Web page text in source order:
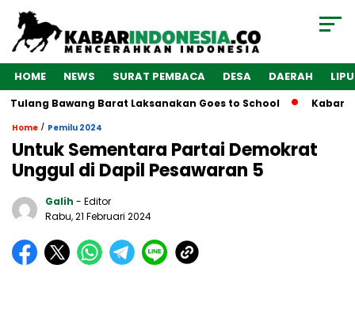
HOME NEWS SURAT PEMBACA DESA DAERAH
Bawang Barat Laksanakan Goes to School
Home / Pemilu 2024
Untuk Sementara Partai Demokrat
Unggul di Dapil Pesawaran 5
Galih - Editor
Rabu, 21 Februari 2024